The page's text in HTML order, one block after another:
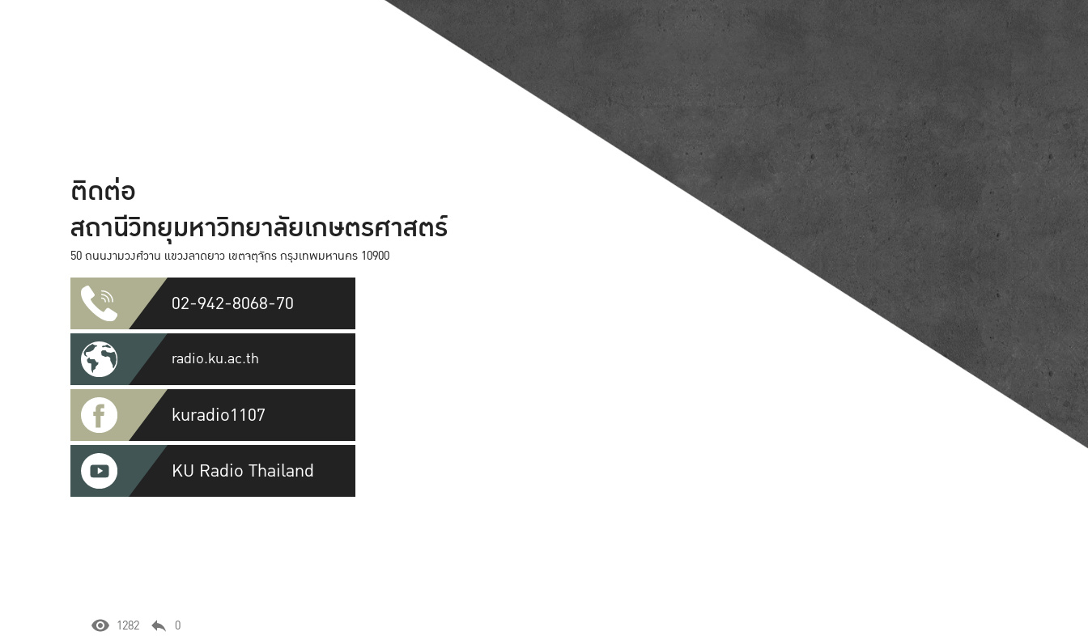
ติดต่อ
สถานีวิทยุมหาวิทยาลัยเกษตรศาสตร์
50 ถนนงามวงศ์วาน แขวงลาดยาว เขตจตุจักร กรุงเทพมหานคร 10900
02-942-8068-70
radio.ku.ac.th
kuradio1107
KU Radio Thailand
1282 0